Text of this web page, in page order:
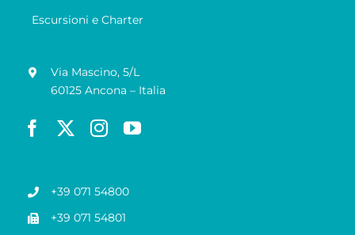
Escursioni e Charter
Via Mascino, 5/L
60125 Ancona – Italia
+39 071 54800
+39 071 54801